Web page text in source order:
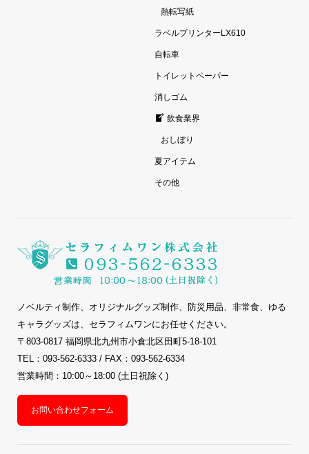
熱転写紙
ラベルプリンターLX610
自転車
トイレットペーパー
消しゴム
飲食業界
おしぼり
夏アイテム
その他
ノベルティ制作、オリジナルグッズ制作、防災用品、非常食、ゆる
キャラグッズは、セラフィムワンにお任せください。
〒803-0817 福岡県北九州市小倉北区田町5-18-101
TEL：093-562-6333 / FAX：093-562-6334
営業時間：10:00～18:00 (土日祝除く)
お問い合わせフォーム